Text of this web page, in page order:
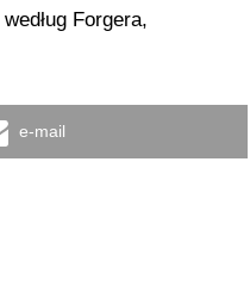
Forgera,
e-mail